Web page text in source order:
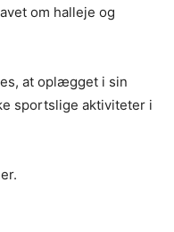
om halleje og
at oplægget i sin
sportslige aktiviteter i